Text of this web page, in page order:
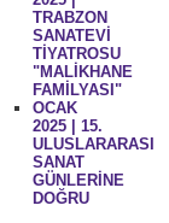
TRABZON
SANATEVİ
TİYATROSU
"MALİKHANE
FAMİLYASI"
OCAK
2025 | 15.
ULUSLARARASI
SANAT
GÜNLERİNE
DOĞRU